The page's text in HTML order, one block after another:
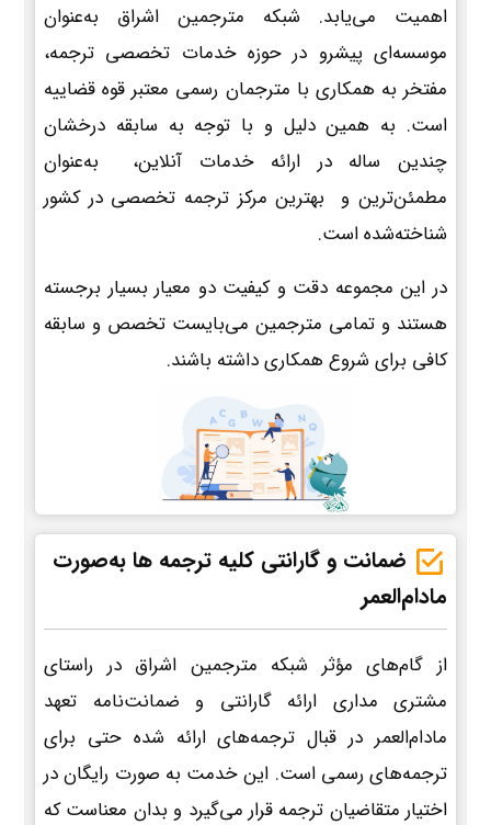
اهمیت می‌یابد. شبکه مترجمین اشراق به‌عنوان
موسسه‌ای پیشرو در حوزه خدمات تخصصی ترجمه،
مفتخر به همکاری با مترجمان رسمی معتبر قوه قضاییه
است. به همین دلیل و با توجه به سابقه درخشان
چندین ساله در ارائه خدمات آنلاین، به‌عنوان
مطمئن‌ترین و بهترین مرکز ترجمه تخصصی در کشور
شناخته‌شده است.
در این مجموعه دقت و کیفیت دو معیار بسیار برجسته
هستند و تمامی مترجمین می‌بایست تخصص و سابقه
کافی برای شروع همکاری داشته باشند.
ضمانت و گارانتی کلیه ترجمه ها به‌صورت
مادام‌العمر
از گام‌های مؤثر شبکه مترجمین اشراق در راستای
مشتری مداری ارائه گارانتی و ضمانت‌نامه تعهد
مادام‌العمر در قبال ترجمه‌های ارائه شده حتی برای
ترجمه‌های رسمی است. این خدمت به صورت رایگان در
اختیار متقاضیان ترجمه قرار می‌گیرد و بدان معناست که